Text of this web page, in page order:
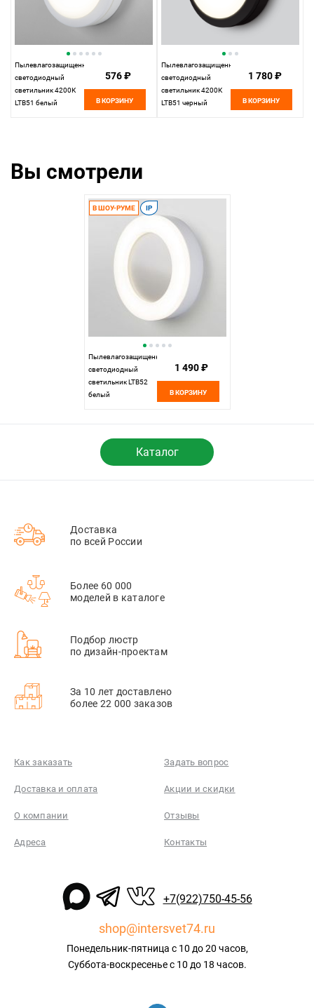
Пылевлагозащищенный
светодиодный
светильник 4200К
LTB51 белый
576 ₽
В КОРЗИНУ
Пылевлагозащищенный
светодиодный
светильник 4200К
LTB51 черный
1 780 ₽
В КОРЗИНУ
Вы смотрели
В ШОУ-РУМЕ IP
Пылевлагозащищенный
светодиодный
светильник LTB52
белый
1 490 ₽
В КОРЗИНУ
Каталог
Доставка
по всей России
Более 60 000
моделей в каталоге
Подбор люстр
по дизайн-проектам
За 10 лет доставлено
более 22 000 заказов
Как заказать Задать вопрос
Доставка и оплата Акции и скидки
О компании Отзывы
Адреса Контакты
+7(922)750-45-56
shop@intersvet74.ru
Понедельник-пятница с 10 до 20 часов,
Суббота-воскресенье с 10 до 18 часов.